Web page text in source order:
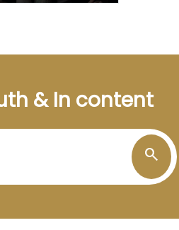
& In content
search